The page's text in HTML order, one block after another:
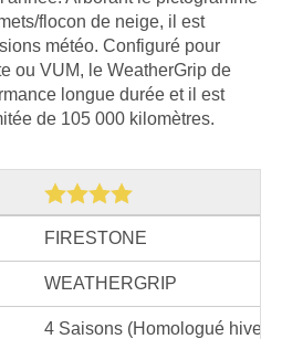
flocon de neige, il est
météo. Configuré pour
ou VUM, le WeatherGrip de
longue durée et il est
de 105 000 kilomètres.
FIRESTONE
WEATHERGRIP
4 Saisons (Homologué hiver)